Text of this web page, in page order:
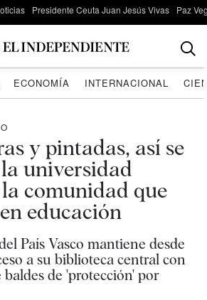
Presidente Ceuta Juan Jesús Vivas Paz
ECONOMÍA INTERNACIONAL
y pintadas, así se
universidad
comunidad que
educación
País Vasco mantiene desde
a su biblioteca central con
de 'protección' por